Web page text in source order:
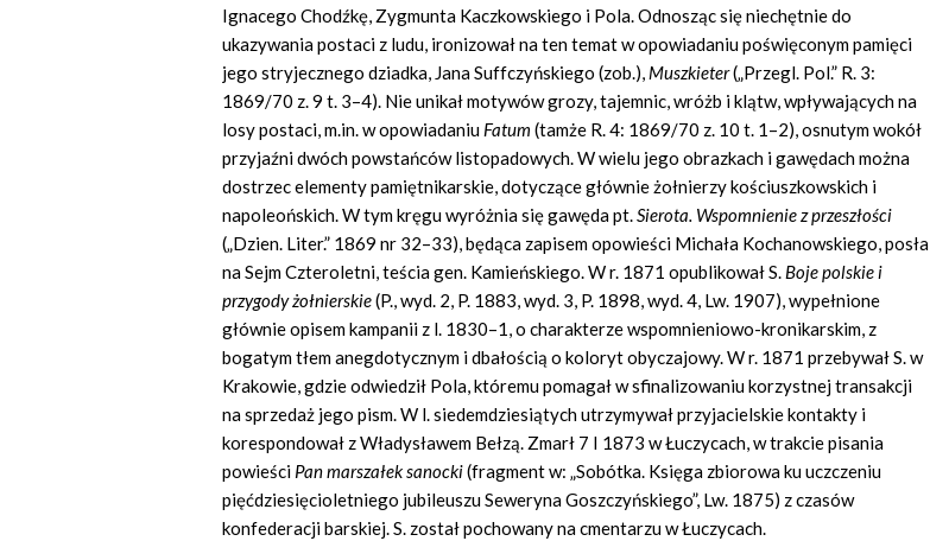
Ignacego Chodźkę, Zygmunta Kaczkowskiego i Pola. Odnosząc się niechętnie do
ukazywania postaci z ludu, ironizował na ten temat w opowiadaniu poświęconym pamięci
jego stryjecznego dziadka, Jana Suffczyńskiego (zob.), Muszkieter(„Przegl. Pol.” R. 3:
1869/70 z. 9 t. 3–4). Nie unikał motywów grozy, tajemnic, wróżb i klątw, wpływających na
losy postaci, m.in. w opowiadaniu Fatum (tamże R. 4: 1869/70 z. 10 t. 1–2), osnutym wokół
przyjaźni dwóch powstańców listopadowych. W wielu jego obrazkach i gawędach można
dostrzec elementy pamiętnikarskie, dotyczące głównie żołnierzy kościuszkowskich i
napoleońskich. W tym kręgu wyróżnia się gawęda pt.Sierota. Wspomnienie z przeszłości
(„Dzien. Liter.” 1869 nr 32–33), będąca zapisem opowieści Michała Kochanowskiego, posła
na Sejm Czteroletni, teścia gen. Kamieńskiego. W r. 1871 opublikował S. Boje polskie i
przygodyżołnierskie(P., wyd. 2, P. 1883, wyd. 3, P. 1898, wyd. 4, Lw. 1907), wypełnione
głównie opisem kampanii z l. 1830–1, o charakterze wspomnieniowo-kronikarskim, z
bogatym tłem anegdotycznym i dbałością o koloryt obyczajowy. W r. 1871 przebywał S. w
Krakowie, gdzie odwiedził Pola, któremu pomagał w sfinalizowaniu korzystnej transakcji
na sprzedaż jego pism. W l. siedemdziesiątych utrzymywał przyjacielskie kontakty i
korespondował z Władysławem Bełzą. Zmarł 7 I 1873 w Łuczycach, w trakcie pisania
powieści Pan marszałek sanocki(fragment w: „Sobótka. Księga zbiorowa ku uczczeniu
pięćdziesięcioletniego jubileuszu Seweryna Goszczyńskiego”, Lw. 1875) z czasów
konfederacji barskiej. S. został pochowany na cmentarzu w Łuczycach.